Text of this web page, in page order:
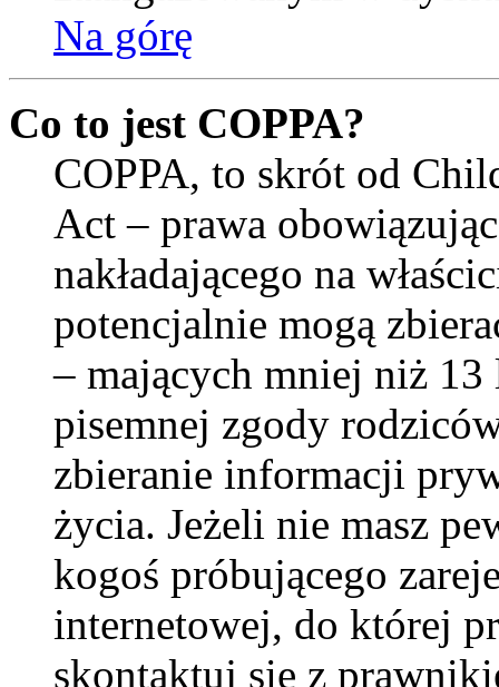
Na górę
Co to jest COPPA?
COPPA, to skrót od
Act – prawa
nakładającego na
potencjalnie mogą
– mających mniej niż 13
pisemnej zgody
zbieranie informacji
życia. Jeżeli nie masz
kogoś próbującego
internetowej, do której
skontaktuj się z